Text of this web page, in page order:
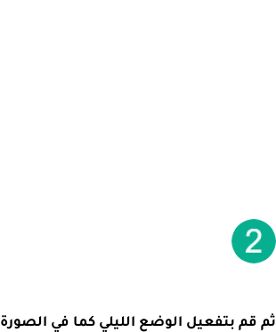
ثم قم بتفعيل الوضع الليلي كما في الصورة